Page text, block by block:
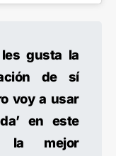
gusta la
de sí
voy a usar
en este
la mejor